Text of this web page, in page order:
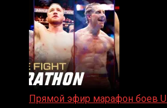
Прямой эфир марафон боев